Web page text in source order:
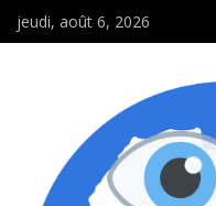
jeudi, août 6, 2026